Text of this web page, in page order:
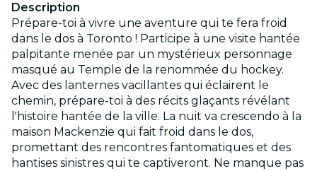
Description
Prépare-toi à vivre une aventure qui te fera froid
dans le dos à Toronto ! Participe à une visite hantée
palpitante menée par un mystérieux personnage
masqué au Temple de la renommée du hockey.
Avec des lanternes vacillantes qui éclairent le
chemin, prépare-toi à des récits glaçants révélant
l'histoire hantée de la ville. La nuit va crescendo à la
maison Mackenzie qui fait froid dans le dos,
promettant des rencontres fantomatiques et des
hantises sinistres qui te captiveront. Ne manque pas